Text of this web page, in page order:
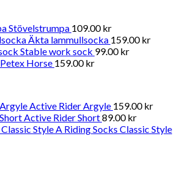
Stövelstrumpa 109.00kr
Äkta lammullsocka 159.00kr
Stable work sock 99.00kr
Petex Horse 159.00kr
Active Rider Argyle 159.00kr
Active Rider Short89.00kr
Riding Socks Classic Style